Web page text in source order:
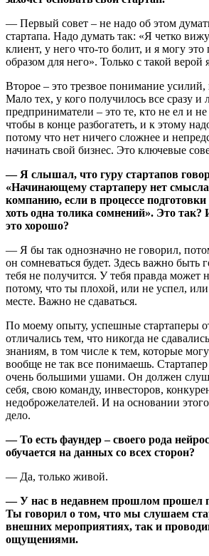
— Первый совет – не надо об этом
стартапа. Надо думать так: «Я четко
клиент, у него что-то болит, и я могу
образом для него». Только с такой верой
Второе – это трезвое понимание усилий,
Мало тех, у кого получилось все сразу и
предприниматели – это те, кто не ел и не
чтобы в конце разбогатеть, и к этому
потому что нет ничего сложнее и
начинать свой бизнес. Это ключевые
— Я слышал, что гуру стартапов
«Начинающему стартаперу нет смысла
компанию, если в процессе подготовки
хоть одна толика сомнений». Это так?
это хорошо?
— Я бы так однозначно не говорил,
он сомневаться будет. Здесь важно быть
тебя не получится. У тебя правда может
потому, что ты плохой, или не успел, или
месте. Важно не сдаваться.
По моему опыту, успешные стартаперы
отличались тем, что никогда не
знаниям, в том числе к тем, которые
вообще не так все понимаешь. Стартапер
очень большими ушами. Он должен
себя, свою команду, инвесторов,
недоброжелателей. И на основании этого
дело.
— То есть фаундер – своего рода
обучается на данных со всех сторон?
— Да, только живой.
— У нас в недавнем прошлом прошел
Ты говорил о том, что мы слушаем
внешних мероприятиях, так и
ощущениями.